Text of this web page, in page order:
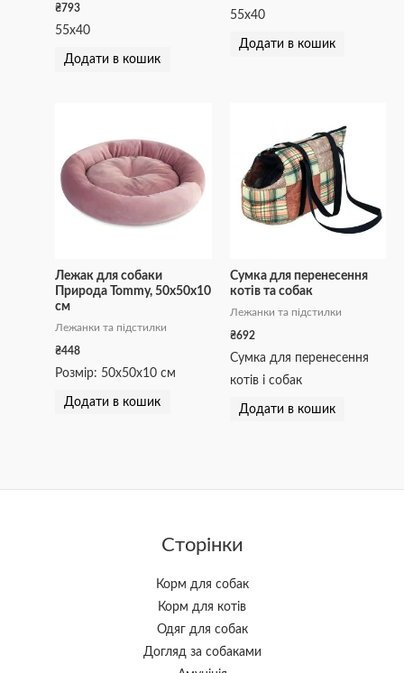
₴793
55х40
Додати в кошик
55х40
Додати в кошик
Лежак для собаки
Природа Tommy, 50х50х10
см
Лежанки та підстилки
₴448
Розмір: 50х50х10 см
Додати в кошик
Сумка для перенесення
котів та собак
Лежанки та підстилки
₴692
Сумка для перенесення
котів і собак
Додати в кошик
Сторінки
Корм для собак
Корм для котів
Одяг для собак
Догляд за собаками